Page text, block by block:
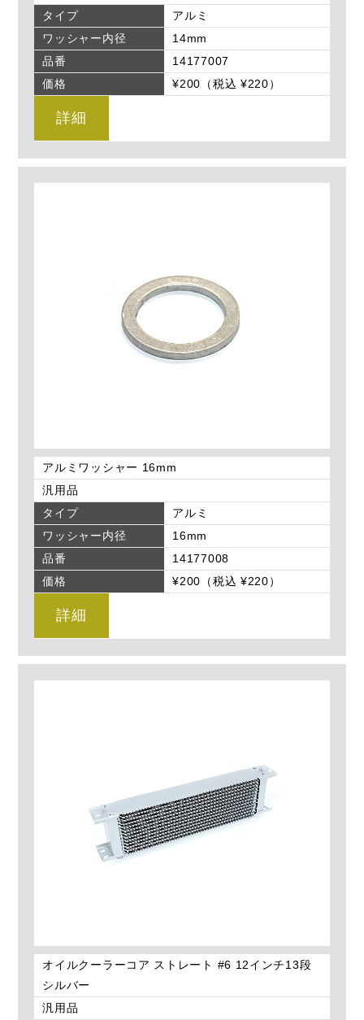
タイプ
アルミ
ワッシャー内径
14mm
品番
14177007
価格
¥200（税込 ¥220）
詳細
アルミワッシャー 16mm
汎用品
タイプ
アルミ
ワッシャー内径
16mm
品番
14177008
価格
¥200（税込 ¥220）
詳細
オイルクーラーコア ストレート #6 12インチ13段
シルバー
汎用品